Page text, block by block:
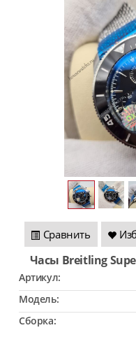
Сравнить
Часы Breitling
Артикул:
Модель:
Сборка: